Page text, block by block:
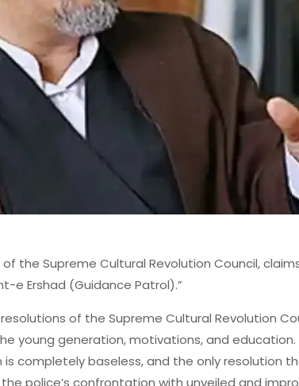
the Supreme Cultural Revolution Council,
e Ershad (Guidance Patrol).”
of the Supreme Cultural Revolution
young generation, motivations, and education.
completely baseless, and the only resolution